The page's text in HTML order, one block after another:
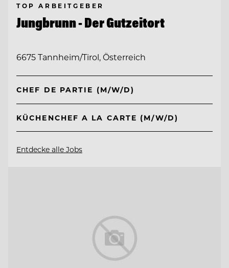
TOP ARBEITGEBER
Jungbrunn - Der Gutzeitort
6675 Tannheim/Tirol, Österreich
CHEF DE PARTIE (M/W/D)
KÜCHENCHEF A LA CARTE (M/W/D)
Entdecke alle Jobs